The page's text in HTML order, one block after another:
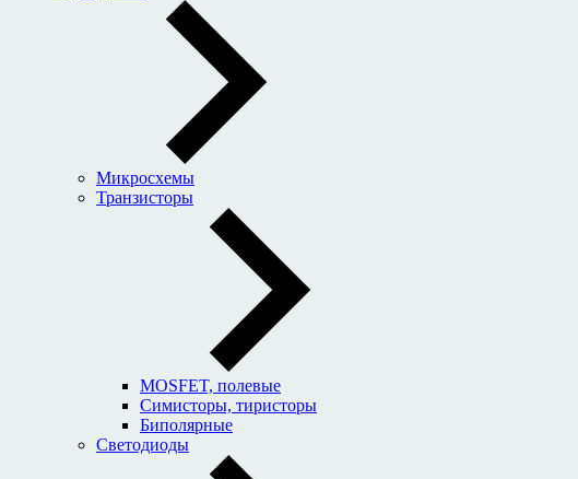
Микросхемы
Транзисторы
MOSFET, полевые
Симисторы, тиристоры
Биполярные
Светодиоды